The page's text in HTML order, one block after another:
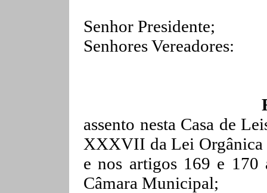
Senhor Presidente;
Senhores Vereadores:
assento nesta Casa de
XXXVII da Lei
e nos artigos 169 e 170
Câmara Municipal;